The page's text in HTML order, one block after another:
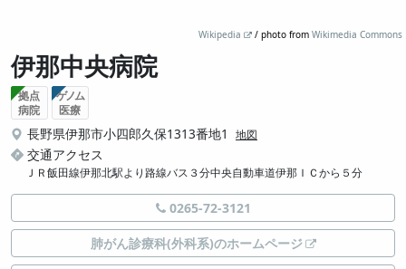
Wikipedia / photo from Wikimedia Commons
伊那中央病院
拠点
病院
ゲノム
医療
長野県伊那市小四郎久保1313番地1 地図
交通アクセス
ＪＲ飯田線伊那北駅より路線バス３分中央自動車道伊那ＩＣから５分
0265-72-3121
肺がん診療科(外科系)のホームページ